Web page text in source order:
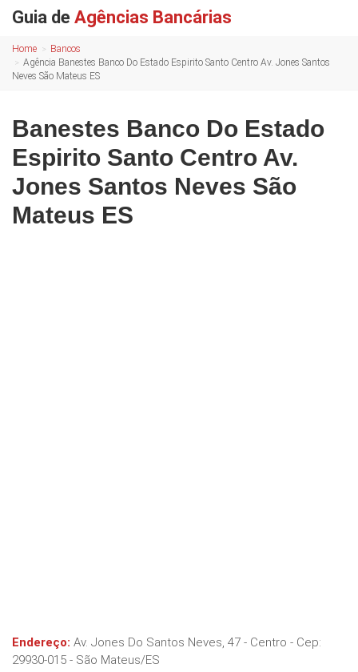
Guia de Agências Bancárias
Home
Bancos
Agência Banestes Banco Do Estado Espirito Santo Centro Av. Jones Santos
Neves São Mateus ES
Banestes Banco Do Estado
Espirito Santo Centro Av.
Jones Santos Neves São
Mateus ES
Endereço: Av. Jones Do Santos Neves, 47 - Centro - Cep:
29930-015 - São Mateus/ES